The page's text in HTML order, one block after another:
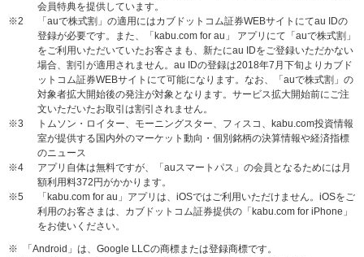
会員特典を提供しています。
※2
「auで株式割」の適用にはカブドットコム証券WEBサイトにてau IDの
登録が必要です。また、「kabu.com for au」 アプリにて「auで株式割」
をご利用いただいていたお客さまも、新たにau IDをご登録いただかない
場合、割引が適用されません。au IDの登録は2018年7月下旬よりカブド
ットコム証券WEBサイトにて可能になります。なお、「auで株式割」の
対象者拡大開始後の発注が対象となります。サービス拡大開始前にご注
文いただいたお取引は割引されません。
※3
トムソン・ロイター、モーニングスター、フィスコ、kabu.com投資情報
室が提供する国内外のマーケット動向・個別銘柄の決算情報や経済指標
のニュース
※4
アプリ自体は無料ですが、「auスマートパス」の会員となるためには月
額利用料372円がかかります。
※5
「kabu.com for au」アプリは、iOSではご利用いただけません。iOSをご
利用のお客さまは、カブドットコム証券提供の「kabu.com for iPhone」
をお使いください。
※
「Android」は、Google LLCの商標または登録商標です。